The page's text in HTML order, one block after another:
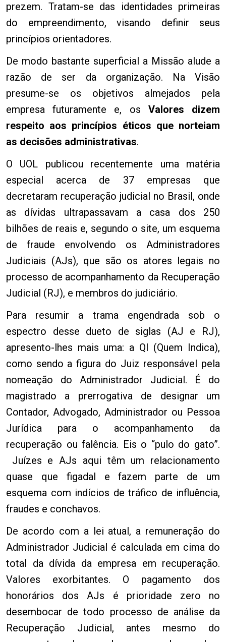
prezem. Tratam-se das identidades primeiras
do empreendimento, visando definir seus
princípios orientadores.
De modo bastante superficial a Missão alude a
razão de ser da organização. Na Visão
presume-se os objetivos almejados pela
empresa futuramente e, os Valores dizem
respeito aos princípios éticos que norteiam
as decisões administrativas.
O UOL publicou recentemente uma matéria
especial acerca de 37 empresas que
decretaram recuperação judicial no Brasil, onde
as dívidas ultrapassavam a casa dos 250
bilhões de reais e, segundo o site, um esquema
de fraude envolvendo os Administradores
Judiciais (AJs), que são os atores legais no
processo de acompanhamento da Recuperação
Judicial (RJ), e membros do judiciário.
Para resumir a trama engendrada sob o
espectro desse dueto de siglas (AJ e RJ),
apresento-lhes mais uma: a QI (Quem Indica),
como sendo a figura do Juiz responsável pela
nomeação do Administrador Judicial. É do
magistrado a prerrogativa de designar um
Contador, Advogado, Administrador ou Pessoa
Jurídica para o acompanhamento da
recuperação ou falência. Eis o “pulo do gato”.
Juízes e AJs aqui têm um relacionamento
quase que figadal e fazem parte de um
esquema com indícios de tráfico de influência,
fraudes e conchavos.
De acordo com a lei atual, a remuneração do
Administrador Judicial é calculada em cima do
total da dívida da empresa em recuperação.
Valores exorbitantes. O pagamento dos
honorários dos AJs é prioridade zero no
desembocar de todo processo de análise da
Recuperação Judicial, antes mesmo do